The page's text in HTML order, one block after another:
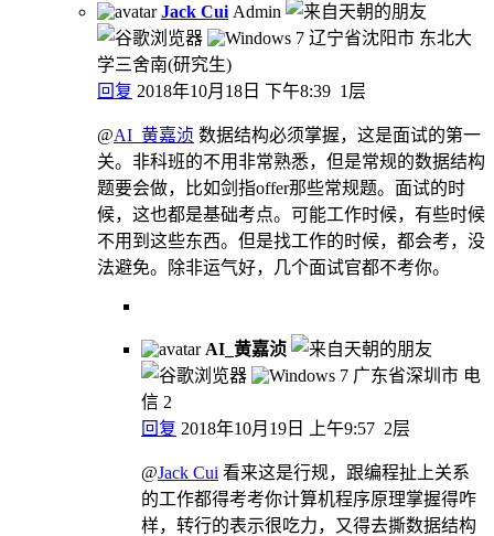
Jack Cui Admin
辽宁省沈阳市 东北大
学三舍南(研究生)
回复 2018年10月18日 下午8:39 1层
@AI_黄嘉浈 数据结构必须掌握，这是面试的第一
关。非科班的不用非常熟悉，但是常规的数据结构
题要会做，比如剑指offer那些常规题。面试的时
候，这也都是基础考点。可能工作时候，有些时候
不用到这些东西。但是找工作的时候，都会考，没
法避免。除非运气好，几个面试官都不考你。
AI_黄嘉浈
广东省深圳市 电
信 2
回复 2018年10月19日 上午9:57 2层
@Jack Cui 看来这是行规，跟编程扯上关系
的工作都得考考你计算机程序原理掌握得咋
样，转行的表示很吃力，又得去撕数据结构